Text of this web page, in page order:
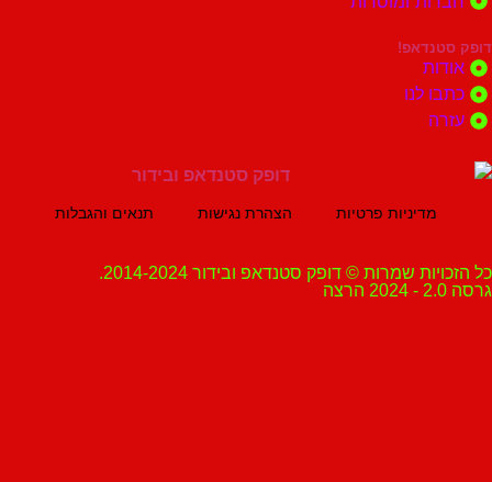
לנו
מדיניות פרטיות הצהרת נגישות תנאים והגבלות
שמרות © דופק סטנדאפ ובידור 2014-2024.